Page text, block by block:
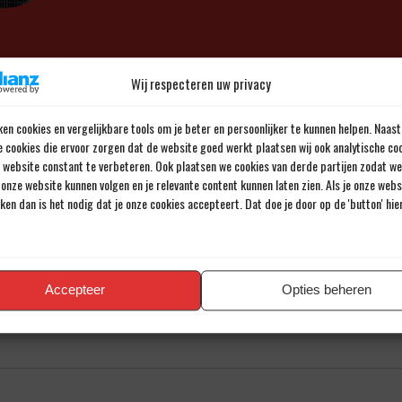
Wij respecteren uw privacy
cookies en vergelijkbare tools om je beter en persoonlijker te kunnen helpen. Naast
cookies die ervoor zorgen dat de website goed werkt plaatsen wij ook analytische
website constant te verbeteren. Ook plaatsen we cookies van derde partijen zodat
website kunnen volgen en je relevante content kunnen laten zien. Als je onze
dan is het nodig dat je onze cookies accepteert. Dat doe je door op de 'button'
Accepteer Opties beheren
wordt niet gepubliceerd. Verplichte velden zijn